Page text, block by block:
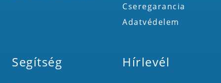
Cseregarancia
Adatvédelem
Segítség Hírlevél